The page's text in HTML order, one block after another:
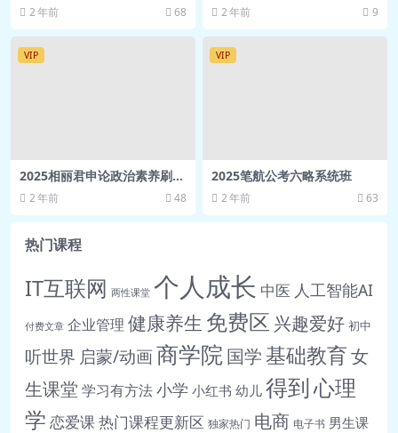
2 年前 68 2 年前 9
VIP
2025相丽君申论政治素养刷题
2 年前 48
VIP
2025笔航公考六略系统班
2 年前 63
热门课程
IT互联网 两性课堂 个人成长 中医 人工智能AI
付费文章 企业管理 健康养生 免费区 兴趣爱好 初中
听世界 启蒙/动画商学院国学 基础教育女
生课堂 学习有方法小学 小红书 幼儿 得到心理
学 恋爱课热门课程更新区 独家热门 电商 电子书 男生课